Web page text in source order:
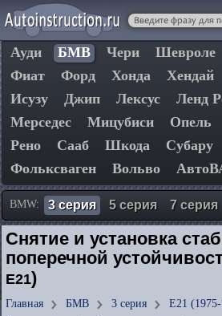
Ауди БМВ Чери Шевроле
Фиат
Форд Хонда Хендай
Исузу
Джип Лексус Ленд
Мерседес
Мицубиси Опель
Рено
Сааб Шкода Субару
Фольксваген
Вольво
BMW: 3 серия 5 серия 7 серия
Снятие и установка
поперечной
E21)
Главная БМВ 3 серия
E21